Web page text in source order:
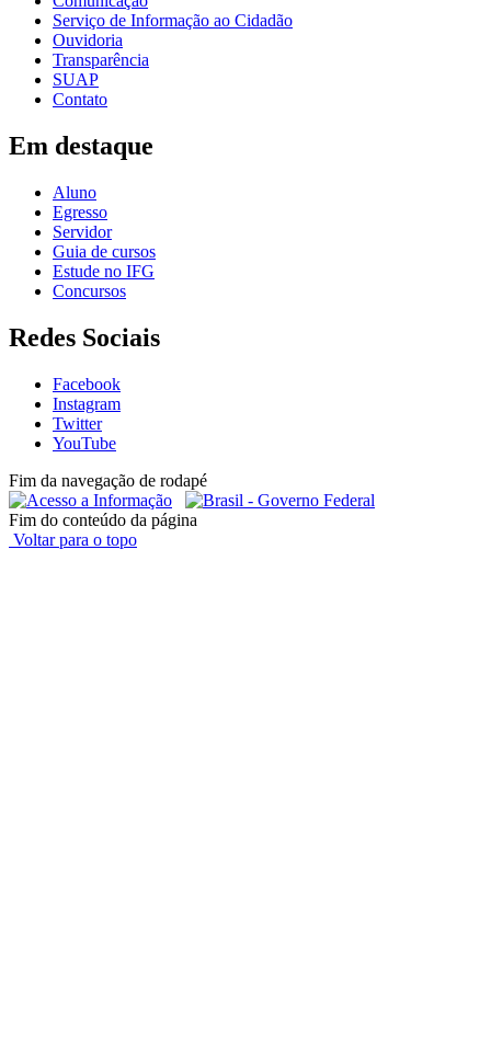
Serviço de Informação ao Cidadão
Ouvidoria
Transparência
SUAP
Contato
Em destaque
Aluno
Egresso
Servidor
Guia de cursos
Estude no IFG
Concursos
Redes Sociais
Facebook
Instagram
Twitter
YouTube
Fim da navegação de rodapé
Fim do conteúdo da página
Voltar para o topo